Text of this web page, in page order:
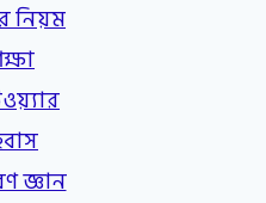
নিয়ম
জ্ঞান